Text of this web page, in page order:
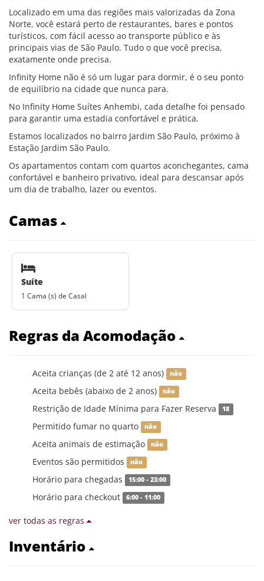
Localizado em uma das regiões mais valorizadas da Zona
Norte, você estará perto de restaurantes, bares e pontos
turísticos, com fácil acesso ao transporte público e às
principais vias de São Paulo. Tudo o que você precisa,
exatamente onde precisa.
Infinity Home não é só um lugar para dormir, é o seu ponto
de equilíbrio na cidade que nunca para.
No Infinity Home Suítes Anhembi, cada detalhe foi pensado
para garantir uma estadia confortável e prática.
Estamos localizados no bairro Jardim São Paulo, próximo à
Estação Jardim São Paulo.
Os apartamentos contam com quartos aconchegantes, cama
confortável e banheiro privativo, ideal para descansar após
um dia de trabalho, lazer ou eventos.
Camas
Suíte
1 Cama (s) de Casal
Regras da Acomodação
Aceita crianças (de 2 até 12 anos) não
Aceita bebês (abaixo de 2 anos) não
Restrição de Idade Mínima para Fazer Reserva 18
Permitido fumar no quarto não
Aceita animais de estimação não
Eventos são permitidos não
Horário para chegadas 15:00 - 23:00
Horário para checkout 6:00 - 11:00
ver todas as regras
Inventário